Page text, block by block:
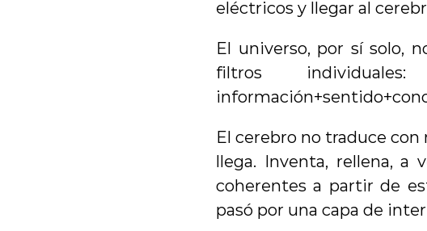
eléctricos y llegar al
El universo, por sí solo,
filtros
El cerebro no traduce
llega. Inventa, rellena, a
coherentes a partir de
pasó por una capa de